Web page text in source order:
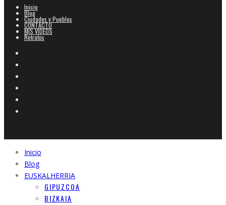
Inicio
Blog
Ciudades y Pueblos
CONTACTO
MIS VIDEOS
Retratos
Inicio
Blog
EUSKALHERRIA
GIPUZCOA
BIZKAIA